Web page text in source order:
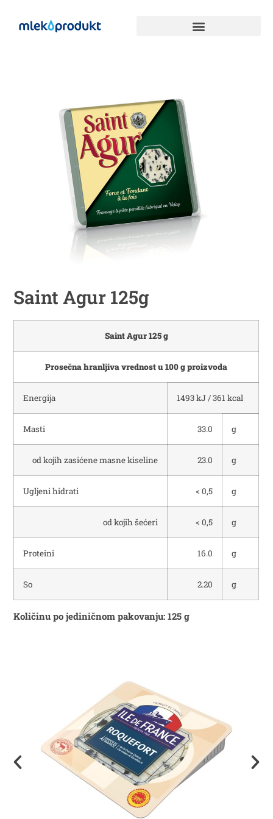
Saint Agur 125g
Saint Agur 125 g
Prosečna hranljiva vrednost u 100 g proizvoda
Energija 1493 kJ / 361 kcal
Masti 33.0 g
od kojih zasićene masne kiseline 23.0 g
Ugljeni hidrati < 0,5 g
od kojih šećeri < 0,5 g
Proteini 16.0 g
So 2.20 g
Količinu po jediničnom pakovanju: 125 g